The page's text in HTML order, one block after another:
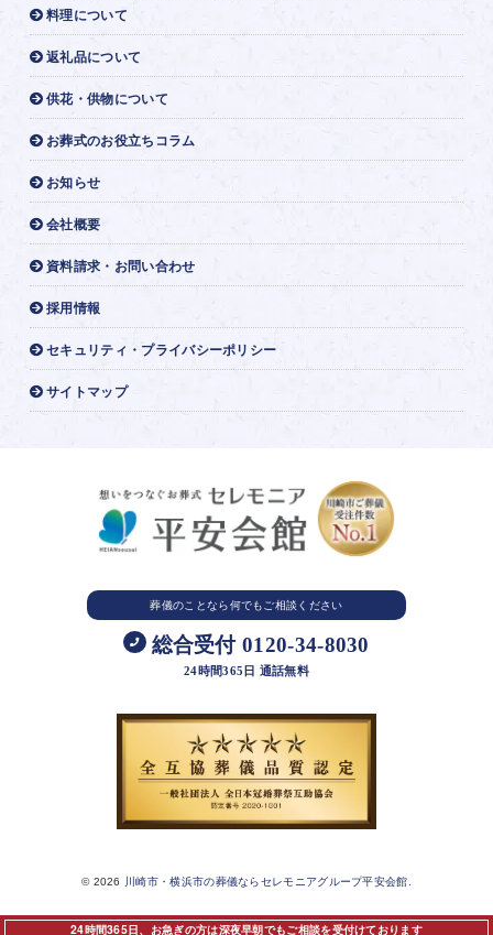
24時間365日、お急ぎの方は深夜早朝でもご相談を受付けております
料理について
返礼品について
供花・供物について
お葬式のお役立ちコラム
お知らせ
会社概要
資料請求・お問い合わせ
採用情報
セキュリティ・プライバシーポリシー
サイトマップ
葬儀のことなら何でもご相談ください
総合受付 0120-34-8030
24時間365日 通話無料
© 2026 川崎市・横浜市の葬儀ならセレモニアグループ平安会館.